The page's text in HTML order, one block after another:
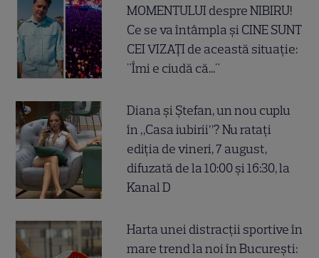
MOMENTULUI despre NIBIRU!
Ce se va întâmpla și CINE SUNT
CEI VIZAȚI de această situație:
"Îmi e ciudă că..."
Diana și Ștefan, un nou cuplu
în „Casa iubirii”? Nu ratați
ediția de vineri, 7 august,
difuzată de la 10:00 și 16:30, la
Kanal D
Harta unei distracții sportive în
mare trend la noi în București: